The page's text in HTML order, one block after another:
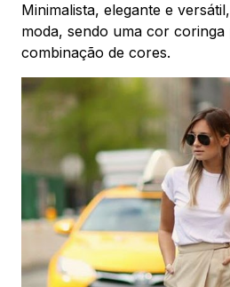
Minimalista, elegante e
moda, sendo uma cor
combinação de cores.